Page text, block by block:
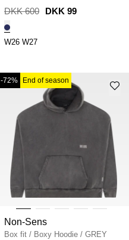
Jeans / BLÅ
DKK 600 DKK 99
W26 W27
-72% End of season
Non-Sens
Box fit / Boxy Hoodie / GREY